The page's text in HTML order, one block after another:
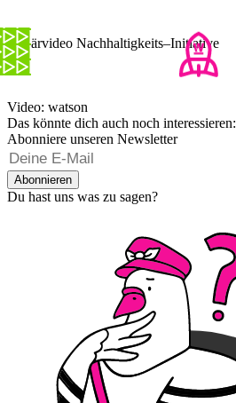
Erklärvideo Nachhaltigkeits–Initiative
Video: watson
Das könnte dich auch noch interessieren:
Abonniere unseren Newsletter
Abonnieren
Du hast uns was zu sagen?